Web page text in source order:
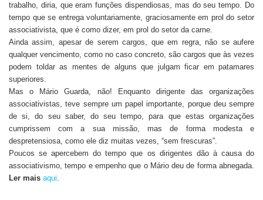
trabalho, diria, que eram funções dispendiosas, mas do seu tempo. Do
tempo que se entrega voluntariamente, graciosamente em prol do setor
associativista, que é como dizer, em prol do setor da carne.
Ainda assim, apesar de serem cargos, que em regra, não se aufere
qualquer vencimento, como no caso concreto, são cargos que às vezes
podem toldar as mentes de alguns que julgam ficar em patamares
superiores.
Mas o Mário Guarda, não! Enquanto dirigente das organizações
associativistas, teve sempre um papel importante, porque deu sempre
de si, do seu saber, do seu tempo, para que estas organizações
cumprissem com a sua missão, mas de forma modesta e
despretensiosa, como ele diz muitas vezes, “sem frescuras”.
Poucos se apercebem do tempo que os dirigentes dão à causa do
associativismo, tempo e empenho que o Mário deu de forma abnegada.
Ler mais aqui.